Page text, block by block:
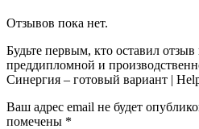
Отзывов пока нет.
Будьте первым, кто оставил
преддипломной и
Синергия – готовый вариант |
Ваш адрес email не будет
помечены *